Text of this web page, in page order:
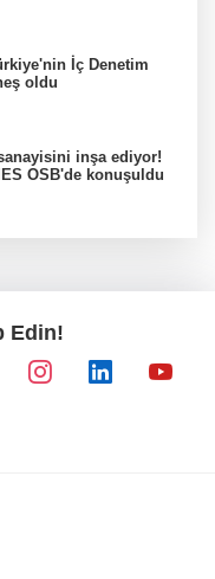
İç Denetim
oldu
inşa ediyor!
OSB'de konuşuldu
Müdürlüğü
yatırımlar imza
Edin!